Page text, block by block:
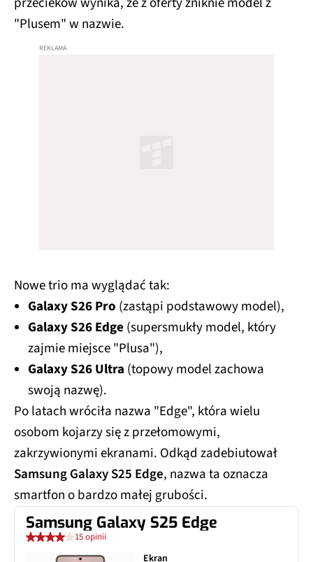
"Plusem" w nazwie.
Nowe trio ma wyglądać tak:
Galaxy S26 Pro (zastąpi podstawowy model),
Galaxy S26 Edge(supersmukły model, który
zajmie miejsce "Plusa"),
Galaxy S26 Ultra (topowy model zachowa
swoją nazwę).
Po latach wróciła nazwa "Edge", która wielu
osobom kojarzy się z przełomowymi,
zakrzywionymi ekranami. Odkąd zadebiutował
Samsung Galaxy S25 Edge, nazwa ta oznacza
smartfon o bardzo małej grubości.
Samsung Galaxy S25 Edge
15 opinii
Ekran